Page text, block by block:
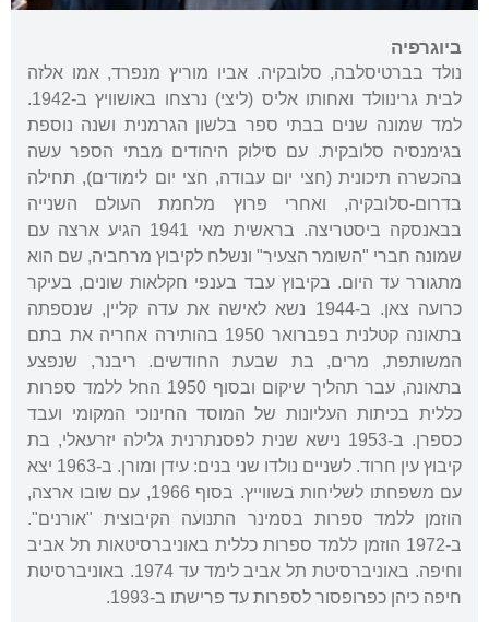
ביוגרפיה
נולד בברטיסלבה, סלובקיה. אביו מוריץ מנפרד, אמו אלזה
לבית גרינוולד ואחותו אליס (ליצי) נרצחו באושוויץ ב-1942.
למד שמונה שנים בבתי ספר בלשון הגרמנית ושנה נוספת
בגימנסיה סלובקית. עם סילוק היהודים מבתי הספר עשה
בהכשרה תיכונית (חצי יום עבודה, חצי יום לימודים), תחילה
בדרום-סלובקיה, ואחרי פרוץ מלחמת העולם השנייה
בבאנסקה ביסטריצה. בראשית מאי 1941 הגיע ארצה עם
שמונה חברי "השומר הצעיר" ונשלח לקיבוץ מרחביה, שם הוא
מתגורר עד היום. בקיבוץ עבד בענפי חקלאות שונים, בעיקר
כרועה צאן. ב-1944 נשא לאישה את עדה קליין, שנספתה
בתאונה קטלנית בפברואר 1950 בהותירה אחריה את בתם
המשותפת, מרים, בת שבעת החודשים. ריבנר, שנפצע
בתאונה, עבר תהליך שיקום ובסוף 1950 החל ללמד ספרות
כללית בכיתות העליונות של המוסד החינוכי המקומי ועבד
כספרן. ב-1953 נישא שנית לפסנתרנית גלילה יזרעאלי, בת
קיבוץ עין חרוד. לשניים נולדו שני בנים: עידן ומורן. ב-1963 יצא
עם משפחתו לשליחות בשווייץ. בסוף 1966, עם שובו ארצה,
הוזמן ללמד ספרות בסמינר התנועה הקיבוצית "אורנים".
ב-1972 הוזמן ללמד ספרות כללית באוניברסיטאות תל אביב
וחיפה. באוניברסיטת תל אביב לימד עד 1974. באוניברסיטת
חיפה כיהן כפרופסור לספרות עד פרישתו ב-1993.